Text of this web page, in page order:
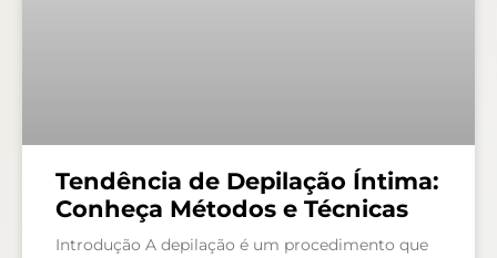
Tendência de Depilação Íntima:
Conheça Métodos e Técnicas
Introdução A depilação é um procedimento que